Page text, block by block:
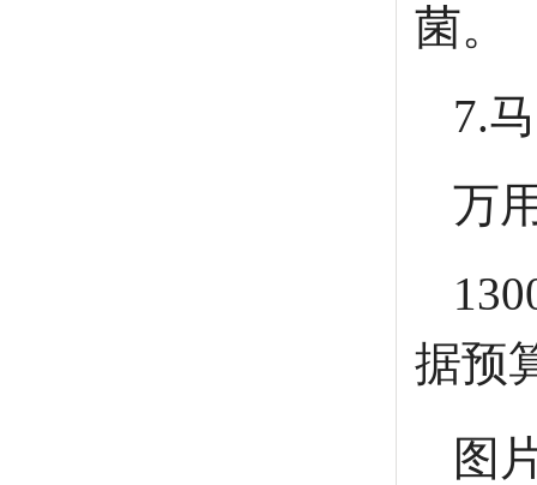
菌。
7.
万
据预
图